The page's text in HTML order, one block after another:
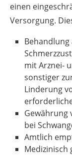
einen
Versorgung.
mit Arznei-
sonstiger
Linderung
Gewährung
bei
Amtlich
Medizinisch